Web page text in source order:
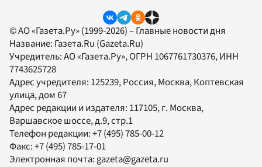
© АО «Газета.Ру» (1999-2026) – Главные новости дня
Название: Газета.Ru (Gazeta.Ru)
Учредитель:АО «Газета.Ру», ОГРН 1067761730376, ИНН
7743625728
Адрес учредителя: 125239, Россия, Москва, Коптевская
улица, дом 67
Адрес редакции и издателя: 117105, г. Москва,
Варшавское шоссе, д.9, стр.1
Телефон редакции:+7 (495) 785-00-12
Факс:+7 (495) 785-17-01
Электронная почта: gazeta@gazeta.ru